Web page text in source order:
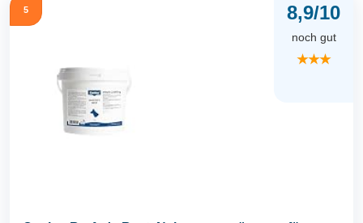
5 8,9/10
noch gut
★★★